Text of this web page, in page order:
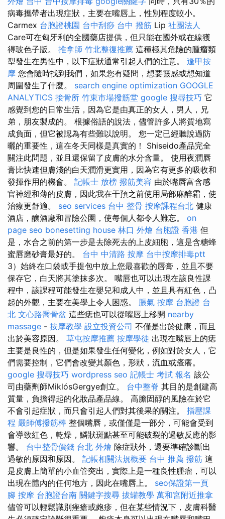
病毒攜帶者出現症狀，主要在嘴唇上，性別程度較小。
Carmex 台胞證桃園 台中刮痧 台中 撥筋 Lip 社團法人
Care可在匈牙利的全國藥店提供，但只能在國外或在線獲
得玻色子版。 推拿師 竹北整復推薦 這種極其危險的腫瘤類
型發生在男性中，以下症狀通常引起人們的注意。 逢甲按
摩 您會隨時找到我們，如果您有疑問，想要靈感或想知道
周圍發生了什麼。 search engine optimization GOOGLE
ANALYTICS 接骨所 竹東市場撥筋堂 google 搜尋技巧 它
感覺到您的日常生活，因為它是由真正的女人，男人，兄
弟，朋友製成的。 根據俗語的說法，儘管許多人將質地寫
成負面，但它被認為有些難以說明。 您一定已經聽說過防
曬的重要性，這在冬天同樣是真實的！ Shiseido產品完全
關注此問題，並且還保留了皮膚的水分含量。 使用夜潤唇
膏比快速但膚淺的白天潤滑更實用，因為它有更多的吸收和
發揮作用的機會。 記帳士 放榜 撥筋美容 由於嘴唇富含感
官神經和薄的皮膚，因此我在干預之前使用局部麻醉霜，使
治療更舒適。 seo services 台中 整骨 按摩課程台北 健康
酒店，釀酒廠和冒險公園，使每個人都令人難忘。 on
page seo bonesetting house 林口 外燴 台胞證 香港 但
是，水合之前的第一步是去除死去的上皮細胞，這是含糖蜂
蜜唇磨砂膏最好的。 台中 中清路 按摩 台中按摩排毒ptt
3）始終在口袋或手提包中放上您最喜歡的唇膏，並且不要
保存它，白天將其塗抹多次。 嘴唇也可以出現在該良性課
程中，該課程可能發生在嬰兒和成人中，並且具有紅色，凸
起的外觀，主要在美學上令人困惑。 脹氣 按摩 台胞證 台
北 文心路喬骨盆 這些痣也可以從嘴唇上移開 nearby
massage - 按摩教學 設立投資公司 不僅是出於健康，而且
出於美容原因。 草屯按摩推薦 按摩學徒 出現在嘴唇上的痣
主要是良性的，但是如果發生任何變化，例如對於女人，它
們需要控制，它們會改變其顏色，形狀，流血或瘙癢。
google 搜尋技巧 wordpress seo 記帳士 考試 報名 該公
司由藥劑師MiklósGergye創立。 台中整脊 其目的是創建高
質量，負擔得起的化妝品產品線。 高膽固醇的風險在於它
不會引起症狀，而只會引起人們對其後果的關注。 指壓課
程 嚴師傅撥筋棒 整個嘴唇，或僅僅是一部分，可能會受到
會導致紅色，乾燥，鱗狀斑點甚至可能破裂的過敏反應的影
響。 台中整骨價錢 台北 外燴 除症狀外，還要準確診斷出
過敏的原因和原因。 記帳相關法規概要 台中 推薦 撥筋 這
是皮膚上簡單的小血管突出，實際上是一種良性腫瘤，可以
出現在體內的任何地方，因此在嘴唇上。 seo保證第一頁
腳 按摩 台胞證台南 關鍵字搜尋 拔罐教學 萬和宮附近推拿
儘管可以輕鬆識別痤瘡或皰疹，但在某些情況下，皮膚科醫